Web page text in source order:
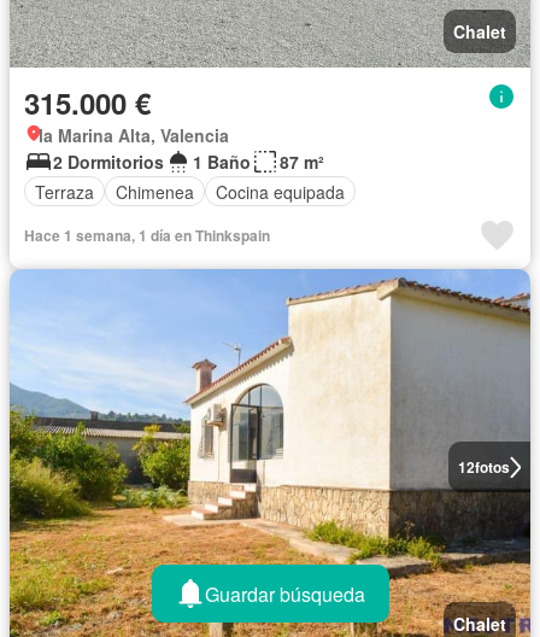
Chalet
315.000 €
la Marina Alta, Valencia
2 Dormitorios
1 Baño
87 m²
Terraza
Chimenea Cocina equipada
Hace 1 semana, 1 día en Thinkspain
12fotos
Chalet
Guardar búsqueda